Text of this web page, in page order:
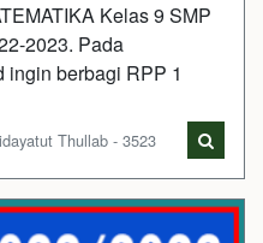
Kelas 9 SMP
2023. Pada
ingin berbagi RPP 1
Thullab - 3523